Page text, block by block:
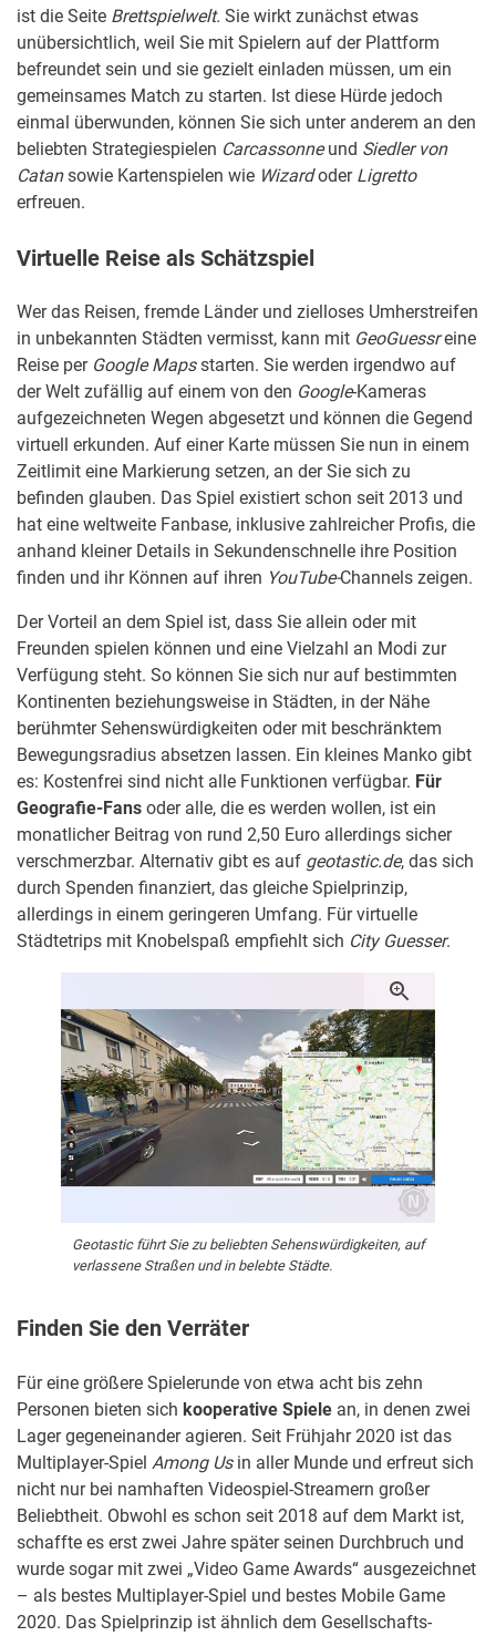
ist die Seite Brettspielwelt. Sie wirkt zunächst etwas
unübersichtlich, weil Sie mit Spielern auf der Plattform
befreundet sein und sie gezielt einladen müssen, um ein
gemeinsames Match zu starten. Ist diese Hürde jedoch
einmal überwunden, können Sie sich unter anderem an den
beliebten Strategiespielen Carcassonneund Siedler von
Catansowie Kartenspielen wie Wizardoder Ligretto
erfreuen.
Virtuelle Reise als Schätzspiel
Wer das Reisen, fremde Länder und zielloses Umherstreifen
in unbekannten Städten vermisst, kann mit GeoGuessreine
Reise per Google Mapsstarten. Sie werden irgendwo auf
der Welt zufällig auf einem von den Google-Kameras
aufgezeichneten Wegen abgesetzt und können die Gegend
virtuell erkunden. Auf einer Karte müssen Sie nun in einem
Zeitlimit eine Markierung setzen, an der Sie sich zu
befinden glauben. Das Spiel existiert schon seit 2013 und
hat eine weltweite Fanbase, inklusive zahlreicher Profis, die
anhand kleiner Details in Sekundenschnelle ihre Position
finden und ihr Können auf ihren YouTube-Channels zeigen.
Der Vorteil an dem Spiel ist, dass Sie allein oder mit
Freunden spielen können und eine Vielzahl an Modi zur
Verfügung steht. So können Sie sich nur auf bestimmten
Kontinenten beziehungsweise in Städten, in der Nähe
berühmter Sehenswürdigkeiten oder mit beschränktem
Bewegungsradius absetzen lassen. Ein kleines Manko gibt
es: Kostenfrei sind nicht alle Funktionen verfügbar. Für
Geografie-Fans oder alle, die es werden wollen, ist ein
monatlicher Beitrag von rund 2,50 Euro allerdings sicher
verschmerzbar. Alternativ gibt es auf geotastic.de, das sich
durch Spenden finanziert, das gleiche Spielprinzip,
allerdings in einem geringeren Umfang. Für virtuelle
Städtetrips mit Knobelspaß empfiehlt sich City Guesser.
Geotastic führt Sie zu beliebten Sehenswürdigkeiten, auf
verlassene Straßen und in belebte Städte.
Finden Sie den Verräter
Für eine größere Spielerunde von etwa acht bis zehn
Personen bieten sich kooperative Spiele an, in denen zwei
Lager gegeneinander agieren. Seit Frühjahr 2020 ist das
Multiplayer-Spiel Among Us in aller Munde und erfreut sich
nicht nur bei namhaften Videospiel-Streamern großer
Beliebtheit. Obwohl es schon seit 2018 auf dem Markt ist,
schaffte es erst zwei Jahre später seinen Durchbruch und
wurde sogar mit zwei „Video Game Awards“ ausgezeichnet
– als bestes Multiplayer-Spiel und bestes Mobile Game
2020. Das Spielprinzip ist ähnlich dem Gesellschafts-